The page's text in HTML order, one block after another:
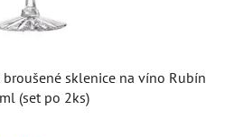
broušené sklenice na víno Rubín
(set po 2ks)